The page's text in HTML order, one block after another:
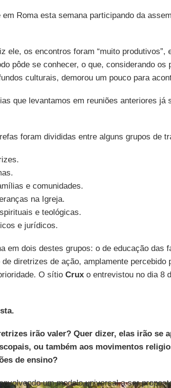
Roma esta semana participando da
ele, os encontros foram “muito produtivos”,
pôde se conhecer, o que, considerando os
culturais, demorou um pouco para
que levantamos em reuniões anteriores já
foram divididas entre alguns grupos de
e comunidades.
na Igreja.
e teológicas.
e jurídicos.
em dois destes grupos: o de educação das
diretrizes de ação, amplamente percebido
O sítio Cruxo entrevistou no dia 8
irão valer? Quer dizer, elas irão se
ou também aos movimentos
de ensino?
um modelo universal a ser